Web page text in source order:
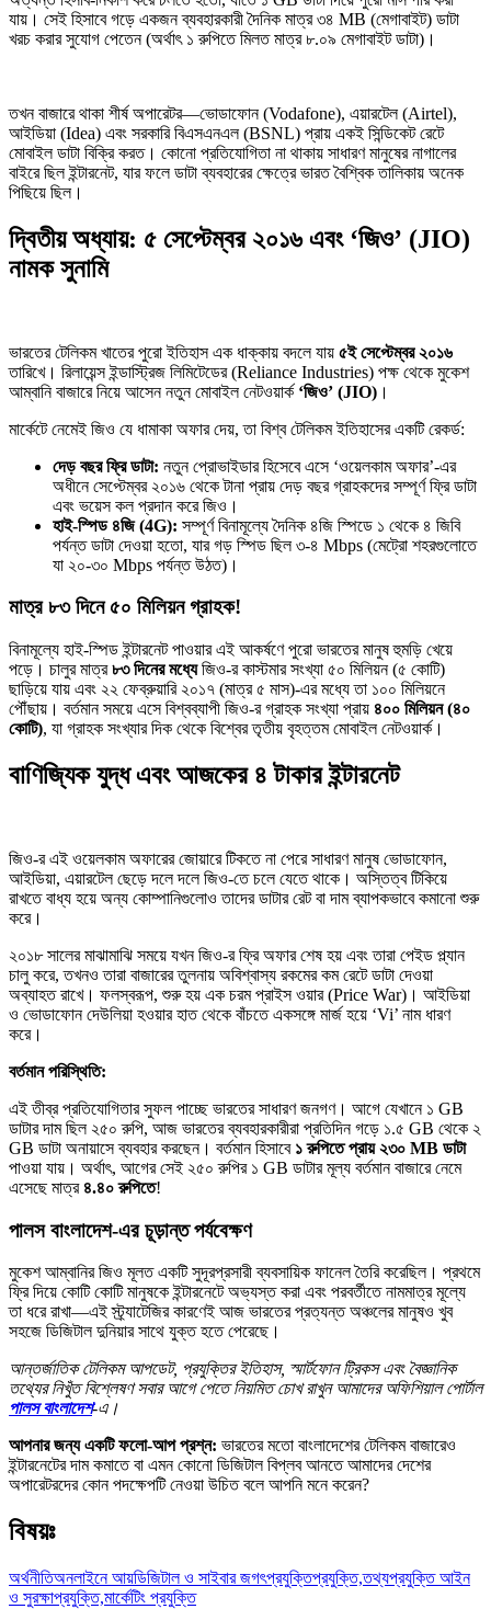
যায়। সেই হিসাবে গড়ে একজন ব্যবহারকারী দৈনিক মাত্র ৩৪ MB (মেগাবাইট) ডাটা
খরচ করার সুযোগ পেতেন (অর্থাৎ ১ রুপিতে মিলত মাত্র ৮.০৯ মেগাবাইট ডাটা)।
তখন বাজারে থাকা শীর্ষ অপারেটর—ভোডাফোন (Vodafone), এয়ারটেল (Airtel),
আইডিয়া (Idea) এবং সরকারি বিএসএনএল (BSNL) প্রায় একই সিন্ডিকেট রেটে
মোবাইল ডাটা বিক্রি করত। কোনো প্রতিযোগিতা না থাকায় সাধারণ মানুষের নাগালের
বাইরে ছিল ইন্টারনেট, যার ফলে ডাটা ব্যবহারের ক্ষেত্রে ভারত বৈশ্বিক তালিকায় অনেক
পিছিয়ে ছিল।
দ্বিতীয় অধ্যায়: ৫ সেপ্টেম্বর ২০১৬ এবং ‘জিও’ (JIO)
নামক সুনামি
ভারতের টেলিকম খাতের পুরো ইতিহাস এক ধাক্কায় বদলে যায় ৫ই সেপ্টেম্বর ২০১৬
তারিখে। রিলায়েন্স ইন্ডাস্ট্রিজ লিমিটেডের (Reliance Industries) পক্ষ থেকে মুকেশ
আম্বানি বাজারে নিয়ে আসেন নতুন মোবাইল নেটওয়ার্ক ‘জিও’ (JIO) ।
মার্কেটে নেমেই জিও যে ধামাকা অফার দেয়, তা বিশ্ব টেলিকম ইতিহাসের একটি রেকর্ড:
দেড় বছর ফ্রি ডাটা: নতুন প্রোভাইডার হিসেবে এসে ‘ওয়েলকাম অফার’-এর
অধীনে সেপ্টেম্বর ২০১৬ থেকে টানা প্রায় দেড় বছর গ্রাহকদের সম্পূর্ণ ফ্রি ডাটা
এবং ভয়েস কল প্রদান করে জিও।
হাই-স্পিড ৪জি (4G): সম্পূর্ণ বিনামূল্যে দৈনিক ৪জি স্পিডে ১ থেকে ৪ জিবি
পর্যন্ত ডাটা দেওয়া হতো, যার গড় স্পিড ছিল ৩-৪ Mbps (মেট্রো শহরগুলোতে
যা ২০-৩০ Mbps পর্যন্ত উঠত)।
মাত্র ৮৩ দিনে ৫০ মিলিয়ন গ্রাহক!
বিনামূল্যে হাই-স্পিড ইন্টারনেট পাওয়ার এই আকর্ষণে পুরো ভারতের মানুষ হুমড়ি খেয়ে
পড়ে। চালুর মাত্র৮৩ দিনের মধ্যেজিও-র কাস্টমার সংখ্যা ৫০ মিলিয়ন (৫ কোটি)
ছাড়িয়ে যায় এবং ২২ ফেব্রুয়ারি ২০১৭ (মাত্র ৫ মাস)-এর মধ্যে তা ১০০ মিলিয়নে
পৌঁছায়। বর্তমান সময়ে এসে বিশ্বব্যাপী জিও-র গ্রাহক সংখ্যা প্রায় ৪০০ মিলিয়ন (৪০
কোটি), যা গ্রাহক সংখ্যার দিক থেকে বিশ্বের তৃতীয় বৃহত্তম মোবাইল নেটওয়ার্ক।
বাণিজ্যিক যুদ্ধ এবং আজকের ৪ টাকার ইন্টারনেট
জিও-র এই ওয়েলকাম অফারের জোয়ারে টিকতে না পেরে সাধারণ মানুষ ভোডাফোন,
আইডিয়া, এয়ারটেল ছেড়ে দলে দলে জিও-তে চলে যেতে থাকে। অস্তিত্ব টিকিয়ে
রাখতে বাধ্য হয়ে অন্য কোম্পানিগুলোও তাদের ডাটার রেট বা দাম ব্যাপকভাবে কমানো শুরু
করে।
২০১৮ সালের মাঝামাঝি সময়ে যখন জিও-র ফ্রি অফার শেষ হয় এবং তারা পেইড প্ল্যান
চালু করে, তখনও তারা বাজারের তুলনায় অবিশ্বাস্য রকমের কম রেটে ডাটা দেওয়া
অব্যাহত রাখে। ফলস্বরূপ, শুরু হয় এক চরম প্রাইস ওয়ার (Price War)। আইডিয়া
ও ভোডাফোন দেউলিয়া হওয়ার হাত থেকে বাঁচতে একসঙ্গে মার্জ হয়ে ‘Vi’ নাম ধারণ
করে।
বর্তমান পরিস্থিতি:
এই তীব্র প্রতিযোগিতার সুফল পাচ্ছে ভারতের সাধারণ জনগণ। আগে যেখানে ১ GB
ডাটার দাম ছিল ২৫০ রুপি, আজ ভারতের ব্যবহারকারীরা প্রতিদিন গড়ে ১.৫ GB থেকে ২
GB ডাটা অনায়াসে ব্যবহার করছেন। বর্তমান হিসাবে ১ রুপিতে প্রায় ২৩০ MB ডাটা
পাওয়া যায়। অর্থাৎ, আগের সেই ২৫০ রুপির ১ GB ডাটার মূল্য বর্তমান বাজারে নেমে
এসেছে মাত্র ৪.৪০ রুপিতে!
পালস বাংলাদেশ-এর চূড়ান্ত পর্যবেক্ষণ
মুকেশ আম্বানির জিও মূলত একটি সুদূরপ্রসারী ব্যবসায়িক ফানেল তৈরি করেছিল। প্রথমে
ফ্রি দিয়ে কোটি কোটি মানুষকে ইন্টারনেটে অভ্যস্ত করা এবং পরবর্তীতে নামমাত্র মূল্যে
তা ধরে রাখা—এই স্ট্র্যাটেজির কারণেই আজ ভারতের প্রত্যন্ত অঞ্চলের মানুষও খুব
সহজে ডিজিটাল দুনিয়ার সাথে যুক্ত হতে পেরেছে।
আন্তর্জাতিক টেলিকম আপডেট, প্রযুক্তির ইতিহাস, স্মার্টফোন ট্রিকস এবং বৈজ্ঞানিক
তথ্যের নিখুঁত বিশ্লেষণ সবার আগে পেতে নিয়মিত চোখ রাখুন আমাদের অফিশিয়াল পোর্টাল
পালস বাংলাদেশ-এ।
আপনার জন্য একটি ফলো-আপ প্রশ্ন: ভারতের মতো বাংলাদেশের টেলিকম বাজারেও
ইন্টারনেটের দাম কমাতে বা এমন কোনো ডিজিটাল বিপ্লব আনতে আমাদের দেশের
অপারেটরদের কোন পদক্ষেপটি নেওয়া উচিত বলে আপনি মনে করেন?
বিষয়ঃ
অর্থনীতিঅনলাইনে আয়ডিজিটাল ও সাইবার জগৎপ্রযুক্তিপ্রযুক্তি,তথ্যপ্রযুক্তি আইন
ও সুরক্ষাপ্রযুক্তি,মার্কেটিং প্রযুক্তি